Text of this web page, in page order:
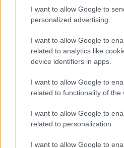
I want to allow Google to
personalized advertising.
I want to allow Google to
related to analytics like
device identifiers in apps.
I want to allow Google to
related to functionality of the
I want to allow Google to
related to personalization.
I want to allow Google to
Izklop elektrike: 430.
Gmajna
Izklop elektrike: 426.
Anton na Pohorju
pred 19 urami
Izklop elektrike: 425.
Vuhred
Izklop elektrike: 429.
Šmiklavž, Graške Gore